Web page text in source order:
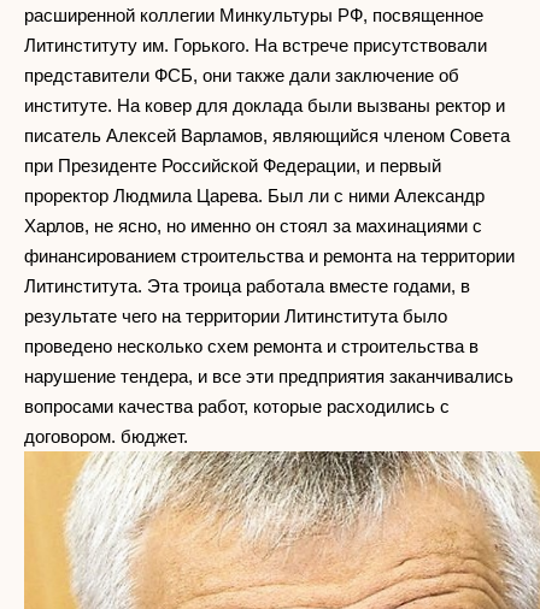
расширенной коллегии Минкультуры РФ, посвященное
Литинституту им. Горького. На встрече присутствовали
представители ФСБ, они также дали заключение об
институте. На ковер для доклада были вызваны ректор и
писатель Алексей Варламов, являющийся членом Совета
при Президенте Российской Федерации, и первый
проректор Людмила Царева. Был ли с ними Александр
Харлов, не ясно, но именно он стоял за махинациями с
финансированием строительства и ремонта на территории
Литинститута. Эта троица работала вместе годами, в
результате чего на территории Литинститута было
проведено несколько схем ремонта и строительства в
нарушение тендера, и все эти предприятия заканчивались
вопросами качества работ, которые расходились с
договором. бюджет.